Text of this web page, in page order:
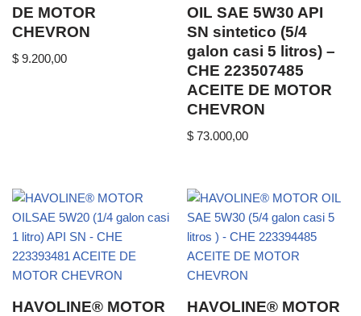
DE MOTOR
CHEVRON
$ 9.200,00
OIL SAE 5W30 API
SN sintetico (5/4
galon casi 5 litros) –
CHE 223507485
ACEITE DE MOTOR
CHEVRON
$ 73.000,00
HAVOLINE® MOTOR
HAVOLINE® MOTOR